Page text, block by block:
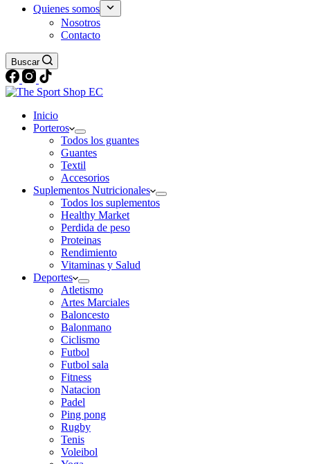
Quienes somos
Nosotros
Contacto
Buscar
Inicio
Porteros
Todos los guantes
Guantes
Textil
Accesorios
Suplementos Nutricionales
Todos los suplementos
Healthy Market
Perdida de peso
Proteinas
Rendimiento
Vitaminas y Salud
Deportes
Atletismo
Artes Marciales
Baloncesto
Balonmano
Ciclismo
Futbol
Futbol sala
Fitness
Natacion
Padel
Ping pong
Rugby
Tenis
Voleibol